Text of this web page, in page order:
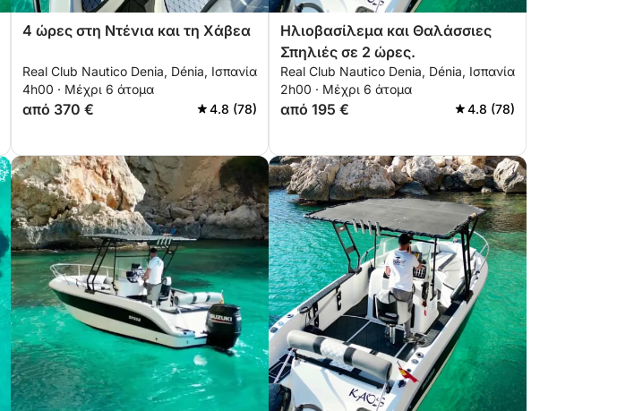
4 ώρες στη Ντένια και τη Χάβεα
Real Club Nautico Denia, Dénia, Ισπανία
4h00 · Μέχρι 6 άτομα
από 370 € 4.8 (78)
Ηλιοβασίλεμα και Θαλάσσιες
Σπηλιές σε 2 ώρες.
Real Club Nautico Denia, Dénia, Ισπανία
2h00 · Μέχρι 6 άτομα
από 195 € 4.8 (78)